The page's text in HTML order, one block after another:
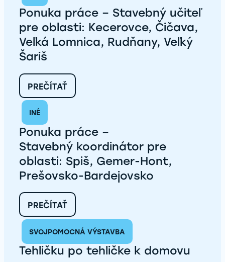
LENARTOVE:
PRIPRAVUJEME
POZEMKY
PRE
ĎALŠÍCH
Ponuka práce – Stavebný učiteľ
pre oblasti: Kecerovce, Čičava,
Veľká Lomnica, Rudňany, Veľký
Šariš
PREČÍTAŤ:
PONUKA
STAVEBNÝ UČITEĽ
PRE
OBLASTI:
KECEROVCE,
ČIČAVA,
VEĽKÁ
LOMNICA,
RUDŇANY,
VEĽKÝ
ŠARIŠ
INÉ
Ponuka práce –
Stavebný koordinátor pre
oblasti: Spiš, Gemer-Hont,
Prešovsko-Bardejovsko
PREČÍTAŤ:
PONUKA
–
STAVEBNÝ KOORDINÁTOR
PRE
SVOJPOMOCNÁ VÝSTAVBA
Tehličku po tehličke k domovu